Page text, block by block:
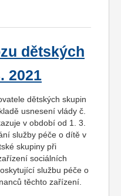
dětských
2021
dětských skupin
usnesení vlády č.
v období od 1. 3.
služby péče o dítě v
skupiny při
sociálních
službu péče o
těchto zařízení.